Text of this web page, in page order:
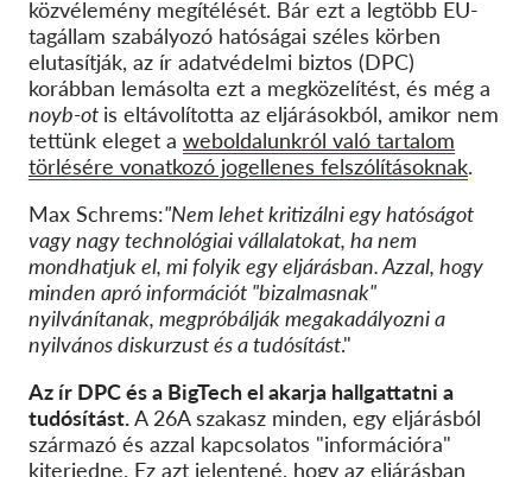
közvélemény megítélését. Bár ezt a legtöbb EU-
tagállam szabályozó hatóságai széles körben
elutasítják, az ír adatvédelmi biztos (DPC)
korábban lemásolta ezt a megközelítést, és még a
noyb-ot is eltávolította az eljárásokból, amikor nem
tettünk eleget a weboldalunkról való tartalom
törlésére vonatkozó jogellenes felszólításoknak.
Max Schrems:"Nem lehet kritizálni egy hatóságot
vagy nagy technológiai vállalatokat, ha nem
mondhatjuk el, mi folyik egy eljárásban. Azzal, hogy
minden apró információt "bizalmasnak"
nyilvánítanak, megpróbálják megakadályozni a
nyilvános diskurzust és a tudósítást."
Az ír DPC és a BigTech el akarja hallgattatni a
tudósítást.A 26A szakasz minden, egy eljárásból
származó és azzal kapcsolatos "információra"
kiterjedne. Ez azt jelentené, hogy az eljárásban